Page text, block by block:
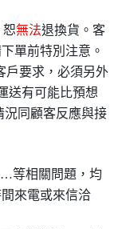
恕無法退換貨。客
單前特別注意。
戶要求，必須另外
送有可能比預想
況同顧客反應與接
等相關問題，均
來電或來信洽